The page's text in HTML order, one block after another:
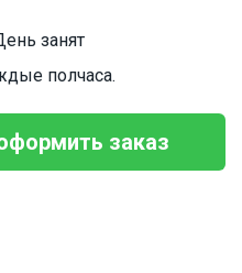
занят
полчаса.
заказ